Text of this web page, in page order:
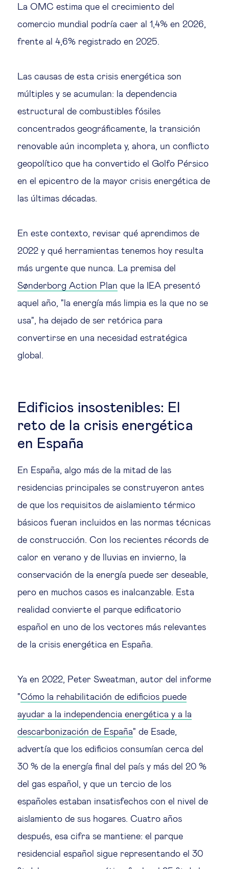
Sobre nosotros
Insights & knowledge by
La OMC estima que el crecimiento del
comercio mundial podría caer al 1,4% en 2026,
frente al 4,6% registrado en 2025.
Las causas de esta crisis energética son
múltiples y se acumulan: la dependencia
estructural de combustibles fósiles
concentrados geográficamente, la transición
renovable aún incompleta y, ahora, un conflicto
geopolítico que ha convertido el Golfo Pérsico
en el epicentro de la mayor crisis energética de
las últimas décadas.
En este contexto, revisar qué aprendimos de
2022 y qué herramientas tenemos hoy resulta
más urgente que nunca. La premisa del
Sønderborg Action Plan que la IEA presentó
aquel año, "la energía más limpia es la que no se
usa", ha dejado de ser retórica para
convertirse en una necesidad estratégica
global.
Edificios insostenibles: El
reto de la crisis energética
en España
En España, algo más de la mitad de las
residencias principales se construyeron antes
de que los requisitos de aislamiento térmico
básicos fueran incluidos en las normas técnicas
de construcción. Con los recientes récords de
calor en verano y de lluvias en invierno, la
conservación de la energía puede ser deseable,
pero en muchos casos es inalcanzable. Esta
realidad convierte el parque edificatorio
español en uno de los vectores más relevantes
de la crisis energética en España.
Ya en 2022, Peter Sweatman, autor del informe
"Cómo la rehabilitación de edificios puede
ayudar a la independencia energética y a la
descarbonización de España" de Esade,
advertía que los edificios consumían cerca del
30 % de la energía final del país y más del 20 %
del gas español, y que un tercio de los
españoles estaban insatisfechos con el nivel de
aislamiento de sus hogares. Cuatro años
después, esa cifra se mantiene: el parque
residencial español sigue representando el 30